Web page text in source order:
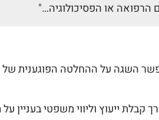
או הפסיכולוגיה…"
השגה על ההחלטה הפוגענית
קבלת ייעוץ וליווי משפטי בעניין